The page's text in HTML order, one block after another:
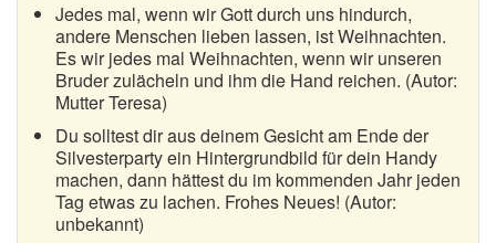
Jedes mal, wenn wir Gott durch uns hindurch,
andere Menschen lieben lassen, ist Weihnachten.
Es wir jedes mal Weihnachten, wenn wir unseren
Bruder zulächeln und ihm die Hand reichen. (Autor:
Mutter Teresa)
Du solltest dir aus deinem Gesicht am Ende der
Silvesterparty ein Hintergrundbild für dein Handy
machen, dann hättest du im kommenden Jahr jeden
Tag etwas zu lachen. Frohes Neues! (Autor:
unbekannt)